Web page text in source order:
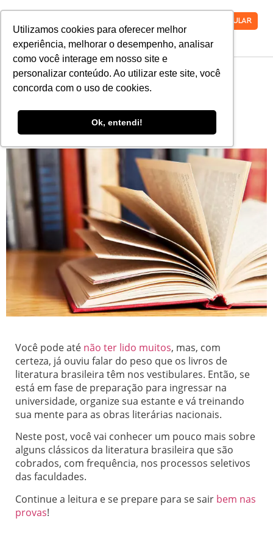
Utilizamos cookies para oferecer melhor
experiência, melhorar o desempenho, analisar
como você interage em nosso site e
personalizar conteúdo. Ao utilizar este site, você
concorda com o uso de cookies.
Ok, entendi!
VESTIBULAR
10 livros de literatura
brasileira que todo
vestibulando deveria ler
Você pode até não ter lido muitos, mas, com
certeza, já ouviu falar do peso que os livros de
literatura brasileira têm nos vestibulares. Então, se
está em fase de preparação para ingressar na
universidade, organize sua estante e vá treinando
sua mente para as obras literárias nacionais.
Neste post, você vai conhecer um pouco mais sobre
alguns clássicos da literatura brasileira que são
cobrados, com frequência, nos processos seletivos
das faculdades.
Continue a leitura e se prepare para se sair bem nas
provas!